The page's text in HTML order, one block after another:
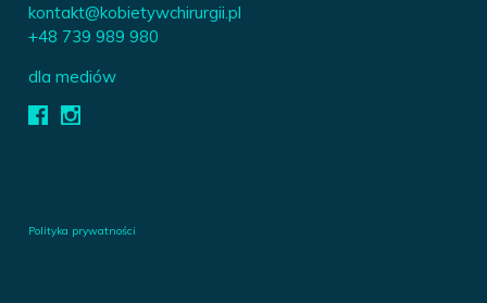
kontakt@kobietywchirurgii.pl
+48 739 989 980
dla mediów
Polityka prywatności